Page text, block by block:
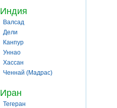
Индия
Валсад
Дели
Канпур
Уннао
Хассан
Ченнай (Мадрас)
Иран
Тегеран